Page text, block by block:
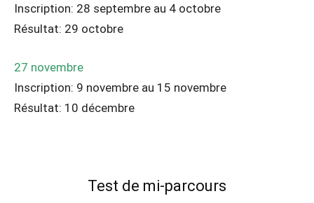
Inscription: 28 septembre au 4 octobre
Résultat: 29 octobre
27 novembre
Inscription: 9 novembre au 15 novembre
Résultat: 10 décembre
Test de mi-parcours